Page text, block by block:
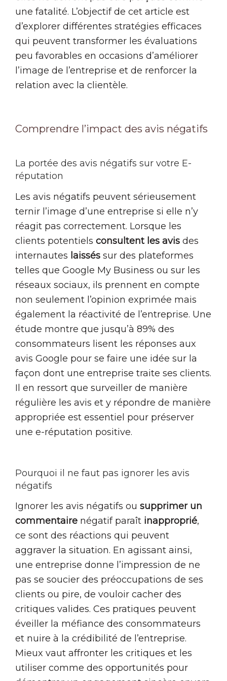
une fatalité. L’objectif de cet article est
d’explorer différentes stratégies efficaces
qui peuvent transformer les évaluations
peu favorables en occasions d’améliorer
l’image de l’entreprise et de renforcer la
relation avec la clientèle.
Comprendre l’impact des avis négatifs
La portée des avis négatifs sur votre E-
réputation
Les avis négatifs peuvent sérieusement
ternir l’image d’une entreprise si elle n’y
réagit pas correctement. Lorsque les
clients potentiels consultent les avis des
internautes laissés sur des plateformes
telles que Google My Business ou sur les
réseaux sociaux, ils prennent en compte
non seulement l’opinion exprimée mais
également la réactivité de l’entreprise. Une
étude montre que jusqu’à 89% des
consommateurs lisent les réponses aux
avis Google pour se faire une idée sur la
façon dont une entreprise traite ses clients.
Il en ressort que surveiller de manière
régulière les avis et y répondre de manière
appropriée est essentiel pour préserver
une e-réputation positive.
Pourquoi il ne faut pas ignorer les avis
négatifs
Ignorer les avis négatifs ou supprimer un
commentaire négatif paraît inapproprié,
ce sont des réactions qui peuvent
aggraver la situation. En agissant ainsi,
une entreprise donne l’impression de ne
pas se soucier des préoccupations de ses
clients ou pire, de vouloir cacher des
critiques valides. Ces pratiques peuvent
éveiller la méfiance des consommateurs
et nuire à la crédibilité de l’entreprise.
Mieux vaut affronter les critiques et les
utiliser comme des opportunités pour